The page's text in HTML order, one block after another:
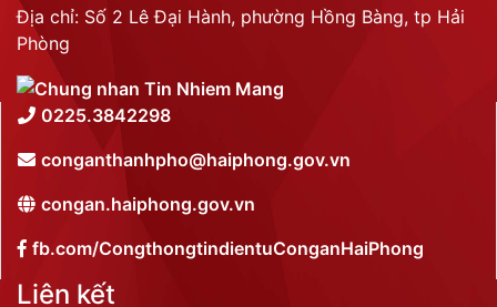
Địa chỉ: Số 2 Lê Đại Hành, phường Hồng Bàng, tp Hải
Phòng
0225.3842298
conganthanhpho@haiphong.gov.vn
congan.haiphong.gov.vn
fb.com/CongthongtindientuConganHaiPhong
Liên kết